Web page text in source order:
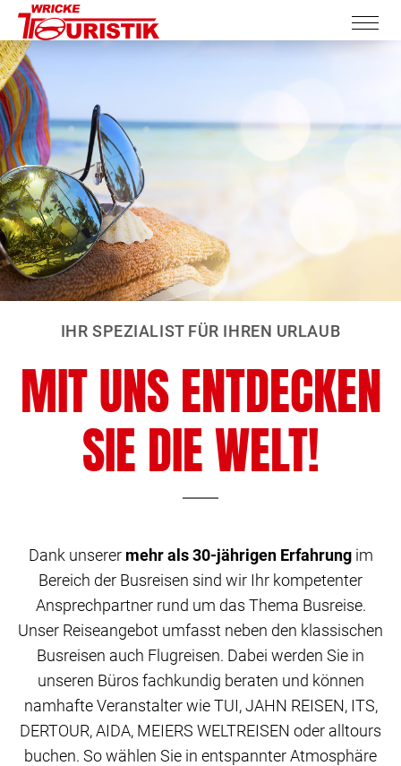
IHR SPEZIALIST FÜR IHREN URLAUB
MIT UNS ENTDECKEN
SIE DIE WELT!
Dank unserer mehr als 30-jährigen Erfahrungim
Bereich der Busreisen sind wir Ihr kompetenter
Ansprechpartner rund um das Thema Busreise.
Unser Reiseangebot umfasst neben den klassischen
Busreisen auch Flugreisen. Dabei werden Sie in
unseren Büros fachkundig beraten und können
namhafte Veranstalter wie TUI, JAHN REISEN, ITS,
DERTOUR, AIDA, MEIERS WELTREISEN oder alltours
buchen. So wählen Sie in entspannter Atmosphäre